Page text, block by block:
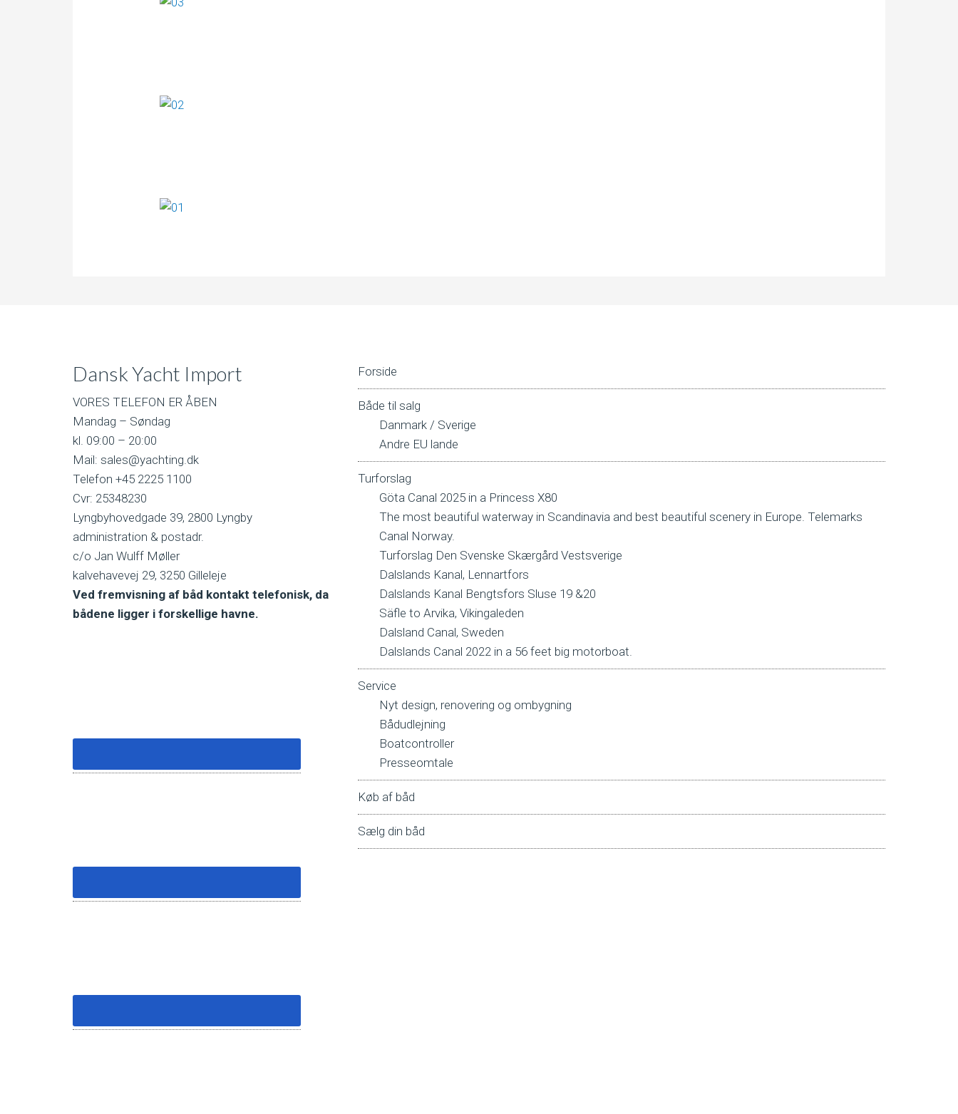
Dansk Yacht Import
VORES TELEFON ER ÅBEN
Mandag – Søndag
kl. 09:00 – 20:00
Mail: sales@yachting.dk
Telefon +45 2225 1100
Cvr: 25348230
Lyngbyhovedgade 39, 2800 Lyngby
administration & postadr.
c/o Jan Wulff Møller
kalvehavevej 29, 3250 Gilleleje
Ved fremvisning af båd kontakt telefonisk, da
bådene ligger i forskellige havne.
Forside
Både til salg
Danmark / Sverige
Andre EU lande
Turforslag
Göta Canal 2025 in a Princess X80
The most beautiful waterway in Scandinavia and best beautiful scenery in Europe. Telemarks
Canal Norway.
Turforslag Den Svenske Skærgård Vestsverige
Dalslands Kanal, Lennartfors
Dalslands Kanal Bengtsfors Sluse 19 &20
Säfle to Arvika, Vikingaleden
Dalsland Canal, Sweden
Dalslands Canal 2022 in a 56 feet big motorboat.
Service
Nyt design, renovering og ombygning
Bådudlejning
Boatcontroller
Presseomtale
Køb af båd
Sælg din båd